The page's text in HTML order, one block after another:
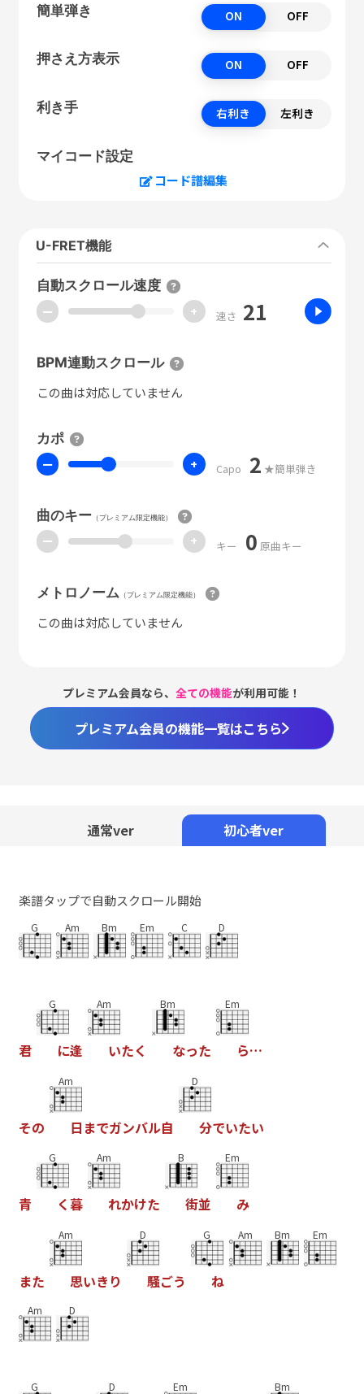
簡単弾き ON OFF
押さえ方表示 ON OFF
利き手 右利き 左利き
マイコード設定
コード譜編集
U-FRET機能
自動スクロール速度
ー + 速さ 21
BPM連動スクロール
この曲は対応していません
カポ
ー + Capo 2 ★簡単弾き
曲のキー（プレミアム限定機能）
ー + キー 0 原曲キー
メトロノーム （プレミアム限定機能）
この曲は対応していません
プレミアム会員なら、全ての機能が利用可能！
プレミアム会員の機能一覧はこちら
通常ver 初心者ver
楽譜タップで自動スクロール開始
G Am Bm Em C D
君
G
に逢
Am
いたく
Bm
なった
Em
ら…
その
Am
日 までガンバル自
D
分でいたい
青
G
く暮
Am
れかけた
B
街並
Em
み
また
Am
思いき り
D
騒ごう
G
ね
Am Bm Em
Am D
G D Em Bm